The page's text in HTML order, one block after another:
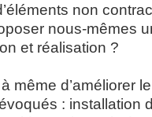
non
nous-mêmes
et réalisation ?
même d’améliorer
: installation